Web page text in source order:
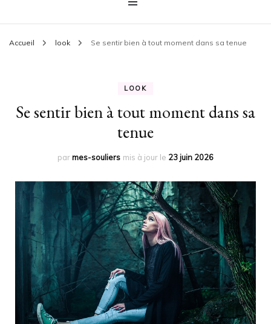
Accueil look Se sentir bien à tout moment dans sa tenue
LOOK
Se sentir bien à tout moment dans sa
tenue
parmes-souliers mis à jour le 23 juin 2026